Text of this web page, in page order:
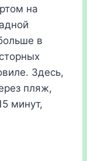
на
в
Здесь,
пляж,
минут,